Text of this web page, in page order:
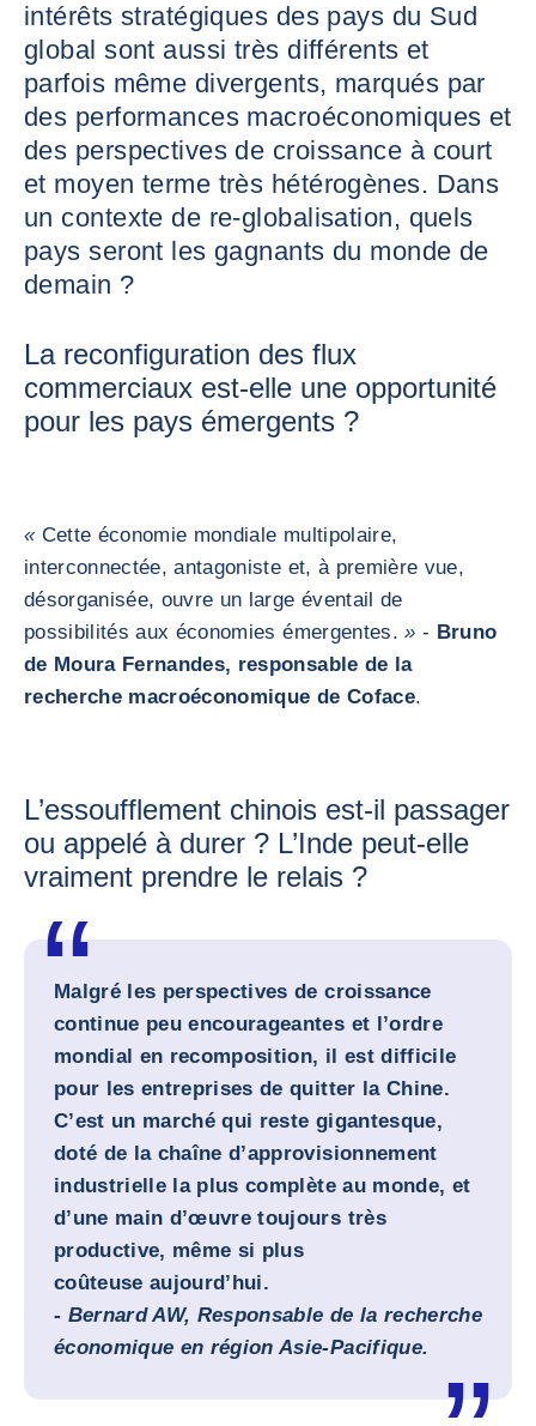
intérêts stratégiques des pays du Sud
global sont aussi très différents et
parfois même divergents, marqués par
des performances macroéconomiques et
des perspectives de croissance à court
et moyen terme très hétérogènes. Dans
un contexte de re-globalisation, quels
pays seront les gagnants du monde de
demain ?
La reconfiguration des flux
commerciaux est-elle une opportunité
pour les pays émergents ?
«Cette économie mondiale multipolaire,
interconnectée, antagoniste et, à première vue,
désorganisée, ouvre un large éventail de
possibilités aux économies émergentes.» - Bruno
de Moura Fernandes, responsable de la
recherche macroéconomique de Coface.
L’essoufflement chinois est-il passager
ou appelé à durer ? L’Inde peut-elle
vraiment prendre le relais ?
Malgré les perspectives de croissance
continue peu encourageantes et l’ordre
mondial en recomposition, il est difficile
pour les entreprises de quitter la Chine.
C’est un marché qui reste gigantesque,
doté de la chaîne d’approvisionnement
industrielle la plus complète au monde, et
d’une main d’œuvre toujours très
productive, même si plus
coûteuse aujourd’hui.
- Bernard AW, Responsable de la recherche
économique en région Asie-Pacifique.